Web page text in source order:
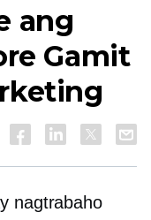
ang
Gamit
nagtrabaho